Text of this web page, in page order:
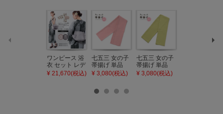
ワンピース 浴
衣 セット レデ
ィース 吸水速
¥ 21,670(税込)
七五三 女の子
帯揚げ 単品
「灰桃色」日
びあげ 和装 着
¥ 3,080(税込)
七五三 女の子
帯揚げ 単品
「若葉色」日
¥ 3,080(税込)